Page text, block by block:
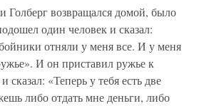
возвращался домой, было
один человек и сказал:
отняли у меня все. И у меня
И он приставил ружье к
сказал: «Теперь у тебя есть две
либо отдать мне деньги, либо